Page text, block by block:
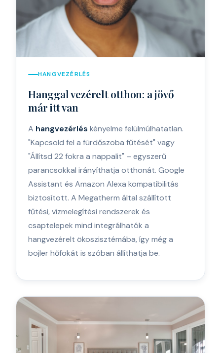
HANGVEZÉRLÉS
Hanggal vezérelt otthon: a jövő
már itt van
A hangvezérlés kényelme felülmúlhatatlan.
"Kapcsold fel a fürdőszoba fűtését" vagy
"Állítsd 22 fokra a nappalit" – egyszerű
parancsokkal irányíthatja otthonát. Google
Assistant és Amazon Alexa kompatibilitás
biztosított. A Megatherm által szállított
fűtési, vízmelegítési rendszerek és
csaptelepek mind integrálhatók a
hangvezérelt ökoszisztémába, így még a
bojler hőfokát is szóban állíthatja be.